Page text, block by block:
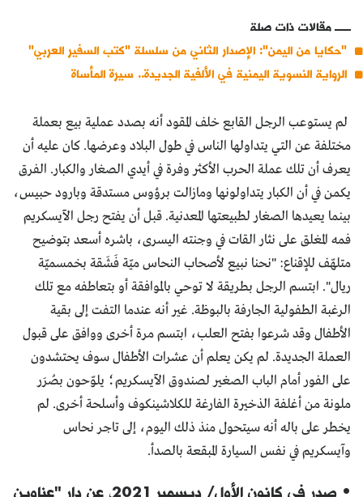
مقالات ذات صلة
"حكايا من اليمن": الإصدار الثاني من سلسلة "كتب السفير العربي"
الرواية النسوية اليمنية في الألفية الجديدة.. سيرة المأساة
لم يستوعب الرجل القابع خلف المقود أنه بصدد عملية بيع بعملة
مختلفة عن التي يتداولها الناس في طول البلاد وعرضها. كان عليه أن
يعرف أن تلك عملة الحرب الأكثر وفرة في أيدي الصغار والكبار. الفرق
يكمن في أن الكبار يتداولونها ومازالت برؤوس مستدقة وبارود حبيس،
بينما يعيدها الصغار لطبيعتها المعدنية. قبل أن يفتح رجل الآيسكريم
فمه المغلق على نثار القات في وجنته اليسرى، باشره أسعد بتوضيح
متلهّف للإقناع: "نحنا نبيع لأصحاب النحاس ميّة فَشَقة بخمسميّة
ريال". ابتسم الرجل بطريقة لا توحي بالموافقة أو بتعاطفه مع تلك
الرغبة الطفولية الجارفة بالبوظة. غير أنه عندما التفت إلى بقية
الأطفال وقد شرعوا بفتح العلب، ابتسم مرة أخرى ووافق على قبول
العملة الجديدة. لم يكن يعلم أن عشرات الأطفال سوف يحتشدون
على الفور أمام الباب الصغير لصندوق الآيسكريم؛ يلوّحون بصُرَر
ملونة من أغلفة الذخيرة الفارغة للكلاشينكوف وأسلحة أخرى. لم
يخطر على باله أنه سيتحول منذ ذلك اليوم، إلى تاجر نحاس
وآيسكريم في نفس السيارة المبقعة بالصدأ.
•
صدر في كانون الأول/ ديسمبر 2021، عن دار "عناوين